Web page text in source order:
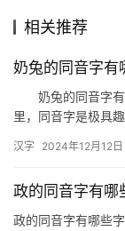
词
音
相关推荐
奶兔的同音字有
奶兔的同音字有
里，同音字是极具
汉字 2024年12月12日
政的同音字有哪
政的同音字有哪些